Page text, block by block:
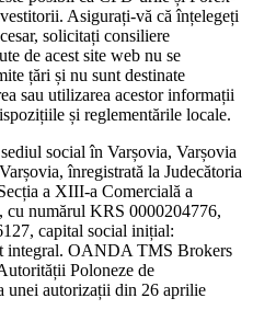
Asigurați-vă că înțelegeți
solicitați consiliere
de acest site web nu se
țări și nu sunt destinate
sau utilizarea acestor informații
și reglementările locale.
social în Varșovia, Varșovia
înregistrată la Judecătoria
a XIII-a Comercială a
numărul KRS 0000204776,
capital social inițial:
integral. OANDA TMS Brokers
Poloneze de
unei autorizații din 26 aprilie